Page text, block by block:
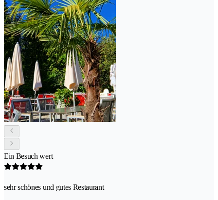
Ein Besuch wert
sehr schönes und gutes Restaurant